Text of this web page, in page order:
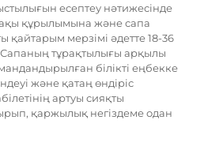
есептеу нәтижесінде
құрылымына және сапа
қайтарым мерзімі әдетте 18-36
тұрақтылығы арқылы
білікті еңбекке
және қатаң өндіріс
артуы сияқты
қаржылық негіздеме одан